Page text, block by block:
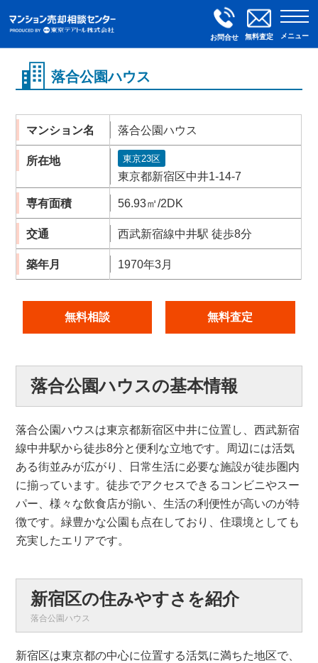
お問合せ 無料査定 メニュー
落合公園ハウス
マンション名 落合公園ハウス
所在地 東京23区
東京都新宿区中井1-14-7
専有面積 56.93㎡/2DK
交通 西武新宿線中井駅 徒歩8分
築年月 1970年3月
無料相談 無料査定
落合公園ハウスの基本情報
落合公園ハウスは東京都新宿区中井に位置し、西武新宿
線中井駅から徒歩8分と便利な立地です。周辺には活気
ある街並みが広がり、日常生活に必要な施設が徒歩圏内
に揃っています。徒歩でアクセスできるコンビニやスー
パー、様々な飲食店が揃い、生活の利便性が高いのが特
徴です。緑豊かな公園も点在しており、住環境としても
充実したエリアです。
新宿区の住みやすさを紹介
落合公園ハウス
新宿区は東京都の中心に位置する活気に満ちた地区で、